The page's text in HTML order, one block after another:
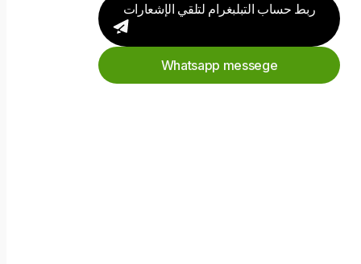
ربط حساب التبلبغرام لتلقي الإشعارات
Whatsapp messege